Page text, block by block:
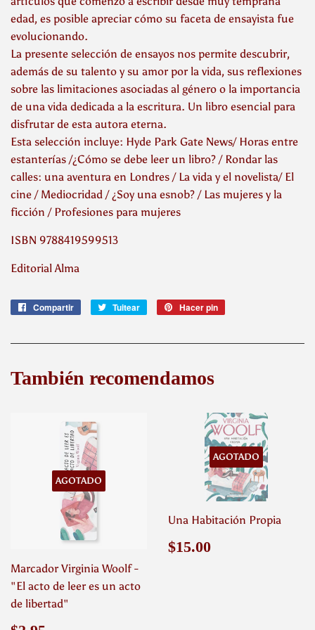
edad, es posible apreciar cómo su faceta de ensayista fue
evolucionando.
La presente selección de ensayos nos permite descubrir,
además de su talento y su amor por la vida, sus reflexiones
sobre las limitaciones asociadas al género o la importancia
de una vida dedicada a la escritura. Un libro esencial para
disfrutar de esta autora eterna.
Esta selección incluye: Hyde Park Gate News/ Horas entre
estanterías /¿Cómo se debe leer un libro? / Rondar las
calles: una aventura en Londres / La vida y el novelista/ El
cine / Mediocridad / ¿Soy una esnob? / Las mujeres y la
ficción / Profesiones para mujeres
ISBN 9788419599513
Editorial Alma
Compartir
CompartirTuitear
Tuitear Hacer pin
También recomendamos
AGOTADO
Marcador Virginia Woolf -
"El acto de leer es un acto
de libertad"
AGOTADO
Una Habitación Propia
Precio
$15.00